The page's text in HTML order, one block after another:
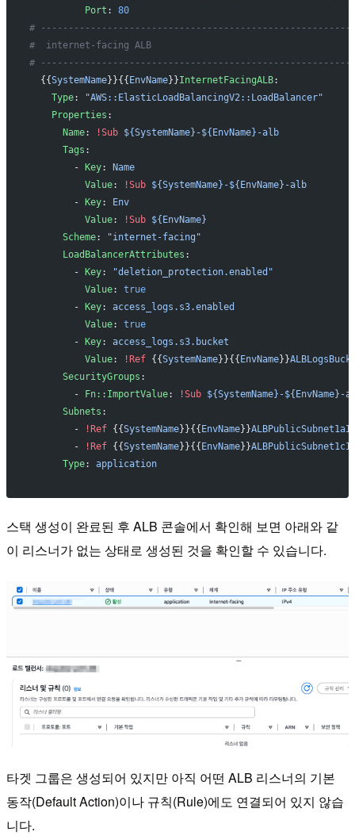
          Port
: 80
#
#  internet-facing ALB
#
  {{
SystemName}}{{ EnvName}}InternetFacingALB:
    Type
:
"AWS::ElasticLoadBalancingV2::LoadBalancer"
    Properties
:
      Name
: !Sub ${SystemName}-${EnvName}-alb
      Tags
:
        -
Key:
Name
          Value
: !Sub ${SystemName}-${EnvName}-alb
        -
Key:
Env
          Value
: !Sub ${EnvName}
      Scheme
:
"internet-facing"
      LoadBalancerAttributes
:
        -
Key:
"deletion_protection.enabled"
          Value
: true
        -
Key: access_logs.s3.enabled
          Value
: true
        -
Key: access_logs.s3.bucket
          Value
: !Ref {{SystemName}}{{ EnvName}}
      SecurityGroups
:
        -
Fn::ImportValue: !Sub ${SystemName}-${EnvName}-
      Subnets
:
        -
!Ref {{SystemName}}{{ EnvName}}
        -
!Ref {{SystemName}}{{ EnvName}}
      Type
: application
스택 생성이 완료된 후 ALB 콘솔에서 확인해 보면 아래와 같
이 리스너가 없는 상태로 생성된 것을 확인할 수 있습니다.
타겟 그룹은 생성되어 있지만 아직 어떤 ALB 리스너의 기본
동작(Default Action)이나 규칙(Rule)에도 연결되어 있지 않습
니다.